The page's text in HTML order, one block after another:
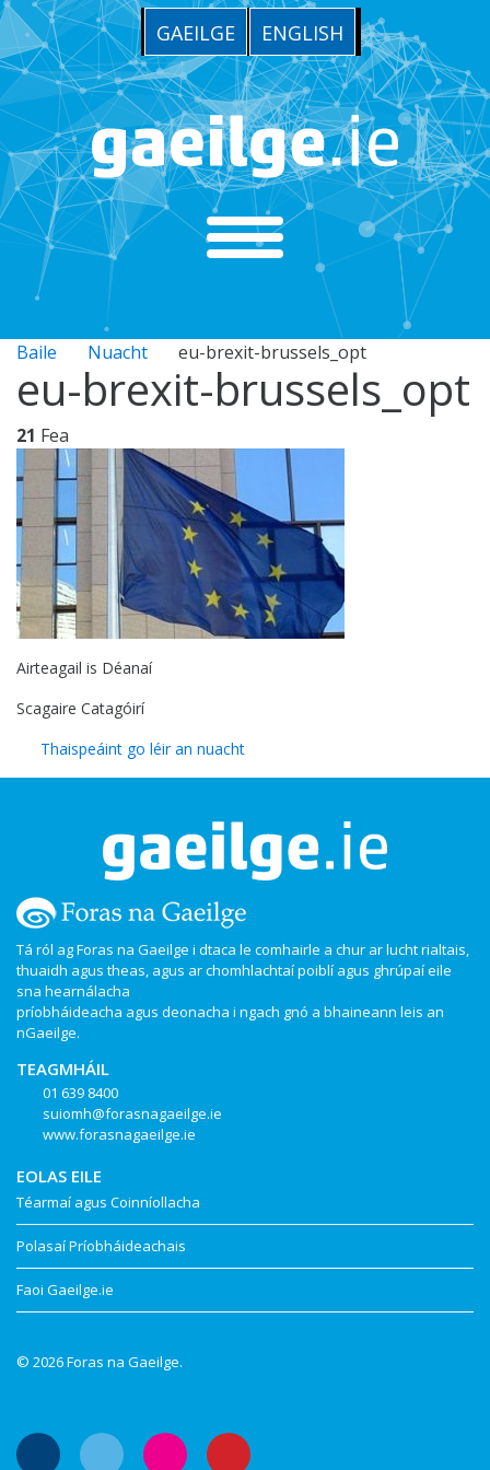
GAEILGE ENGLISH
Baile Nuacht eu-brexit-brussels_opt
eu-brexit-brussels_opt
21 Fea
Airteagail is Déanaí
Scagaire Catagóirí
Thaispeáint go léir an nuacht
Tá ról ag Foras na Gaeilge i dtaca le comhairle a chur ar lucht rialtais,
thuaidh agus theas, agus ar chomhlachtaí poiblí agus ghrúpaí eile
sna hearnálacha
príobháideacha agus deonacha i ngach gnó a bhaineann leis an
nGaeilge.
TEAGMHÁIL
01 639 8400
suiomh@forasnagaeilge.ie
www.forasnagaeilge.ie
EOLAS EILE
Téarmaí agus Coinníollacha
Polasaí Príobháideachais
Faoi Gaeilge.ie
© 2026 Foras na Gaeilge.